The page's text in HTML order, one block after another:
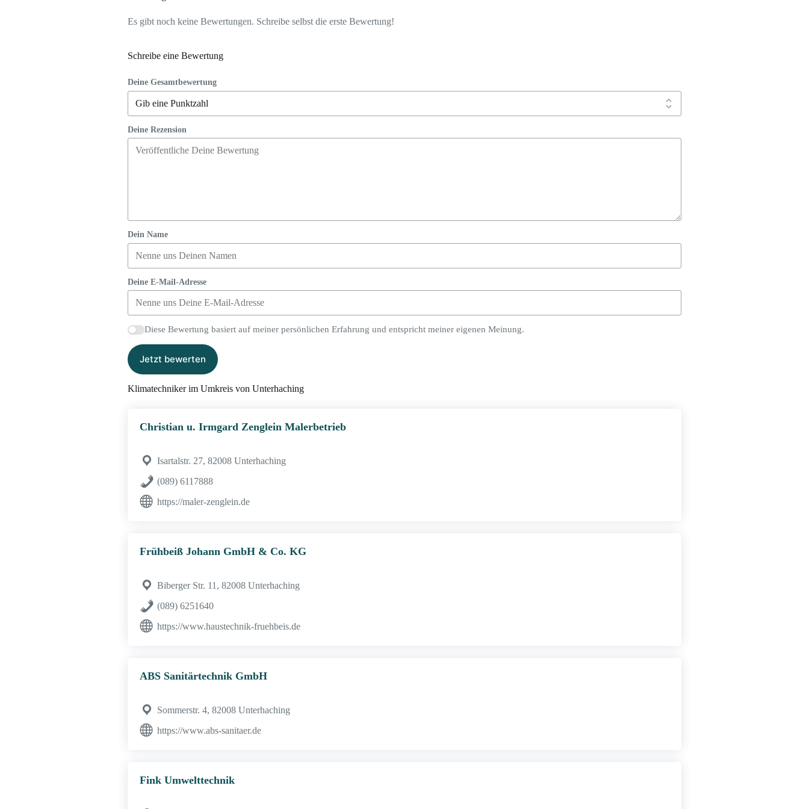
Es gibt noch keine Bewertungen. Schreibe selbst die erste Bewertung!
Schreibe eine Bewertung
Deine Gesamtbewertung
Deine Rezension
Dein Name
Deine E-Mail-Adresse
Diese Bewertung basiert auf meiner persönlichen Erfahrung und entspricht meiner eigenen Meinung.
Jetzt bewerten
Klimatechniker im Umkreis von Unterhaching
Christian u. Irmgard Zenglein Malerbetrieb
Isartalstr. 27, 82008 Unterhaching
(089) 6117888
https://maler-zenglein.de
Frühbeiß Johann GmbH & Co. KG
Biberger Str. 11, 82008 Unterhaching
(089) 6251640
https://www.haustechnik-fruehbeis.de
ABS Sanitärtechnik GmbH
Sommerstr. 4, 82008 Unterhaching
https://www.abs-sanitaer.de
Fink Umwelttechnik